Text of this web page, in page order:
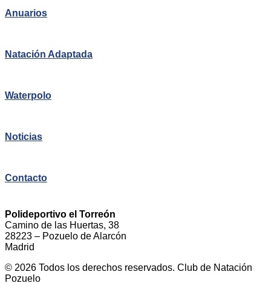
Anuarios
Natación Adaptada
Waterpolo
Noticias
Contacto
Polideportivo el Torreón
Camino de las Huertas, 38
28223 – Pozuelo de Alarcón
Madrid
© 2026 Todos los derechos reservados. Club de Natación
Pozuelo